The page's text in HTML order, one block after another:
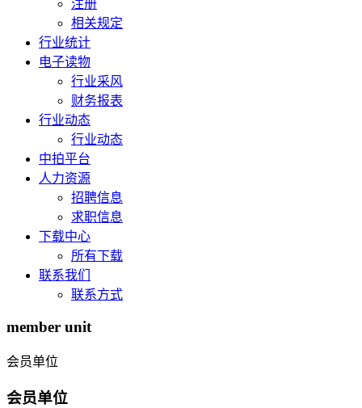
注册
相关规定
行业统计
电子读物
行业采风
财务报表
行业动态
行业动态
中拍平台
人力资源
招聘信息
求职信息
下载中心
所有下载
联系我们
联系方式
member unit
会员单位
会员单位